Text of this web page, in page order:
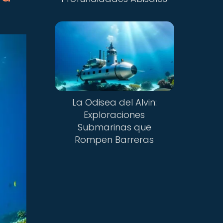
La Odisea del Alvin:
Exploraciones
Submarinas que
Rompen Barreras